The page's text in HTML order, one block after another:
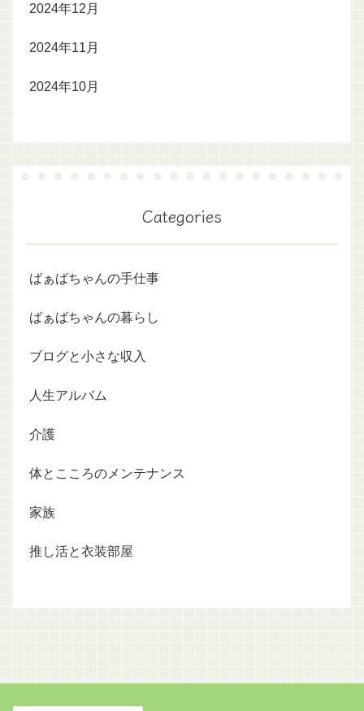
2024年12月
2024年11月
2024年10月
Categories
ばぁばちゃんの手仕事
ばぁばちゃんの暮らし
ブログと小さな収入
人生アルバム
介護
体とこころのメンテナンス
家族
推し活と衣装部屋